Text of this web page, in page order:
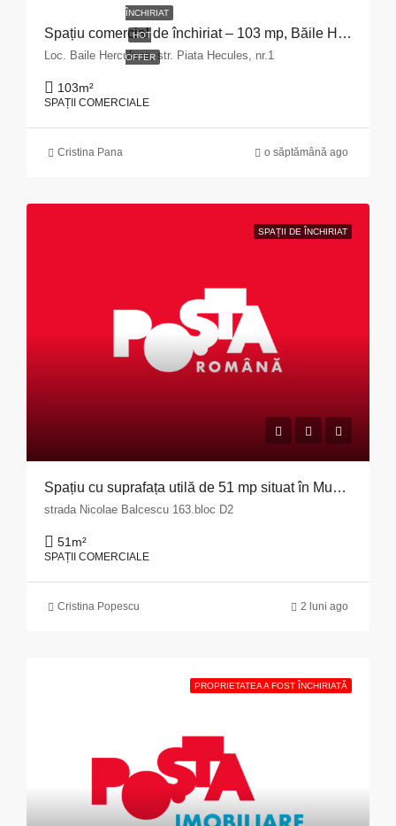
ÎNCHIRIAT
HOT
OFFER
Spațiu comercial de închiriat – 103 mp, Băile Herculane
Loc. Baile Herculane, str. Piata Hecules, nr.1
103m²
SPAȚII COMERCIALE
Cristina Pana o săptămână ago
SPAȚII DE ÎNCHIRIAT
Spațiu cu suprafața utilă de 51 mp situat în Municipiul Pitești, str. Nicolae Bălcescu nr. 163, bloc D2, județul Argeș
strada Nicolae Balcescu 163.bloc D2
51 m²
SPAȚII COMERCIALE
Cristina Popescu 2 luni ago
PROPRIETATEA A FOST ÎNCHIRIATĂ